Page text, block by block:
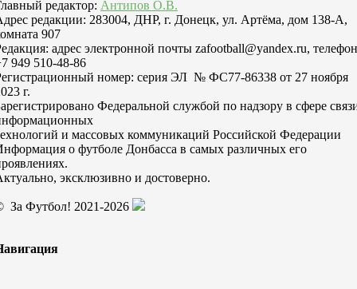
редактор: Антипов О.В.
редакции: 283004, ДНР, г. Донецк, ул. Артёма, дом 138-А,
907
адрес электронной почты zafootball@yandex.ru, телефон
949 510-48-86
номер: серия ЭЛ № ФС77-86338 от 27 ноября
г.
Федеральной службой по надзору в сфере
и массовых коммуникаций Российской Федерации
о футболе Донбасса в самых различных его
эксклюзивно и достоверно.
За Футбол! 2021-2026